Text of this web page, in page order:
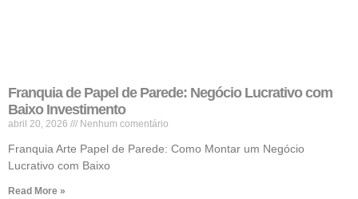
Franquia de Papel de Parede: Negócio Lucrativo com
Baixo Investimento
abril 20, 2026 Nenhum comentário
Franquia Arte Papel de Parede: Como Montar um Negócio
Lucrativo com Baixo
Read More »